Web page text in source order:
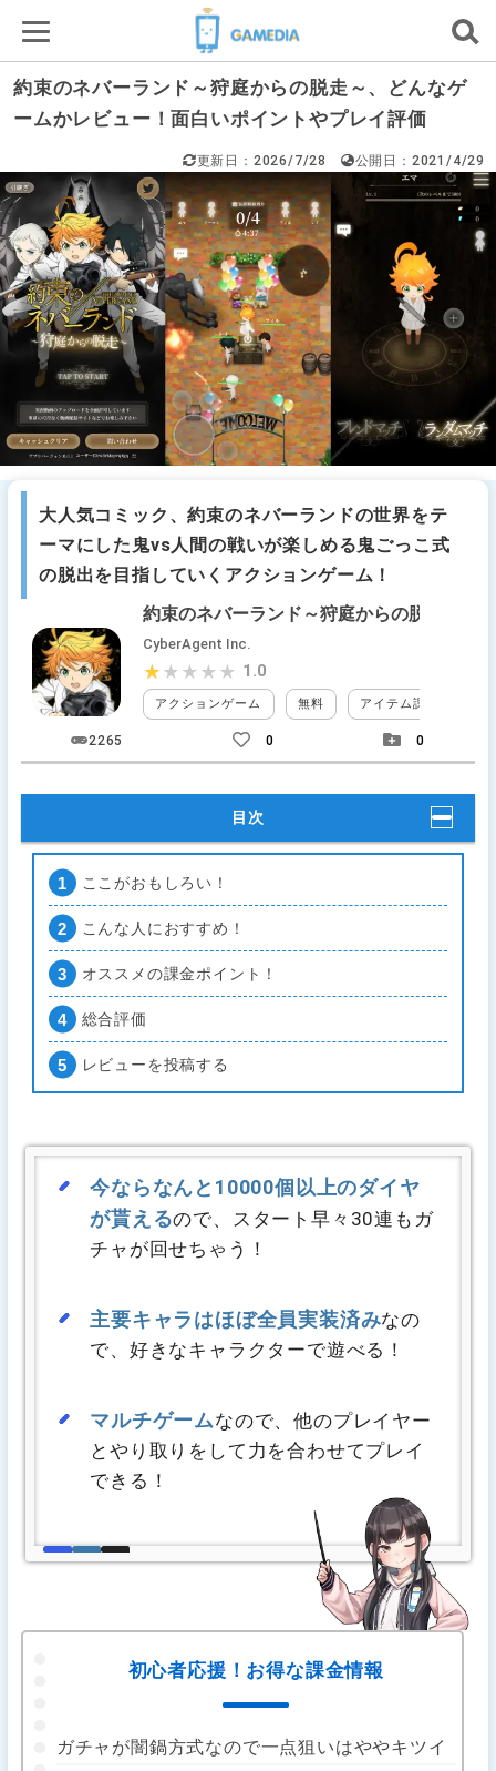
約束のネバーランド～狩庭からの脱走～、どんなゲ
ームかレビュー！面白いポイントやプレイ評価
更新日：2026/7/28 公開日：2021/4/29
大人気コミック、約束のネバーランドの世界をテ
ーマにした鬼vs人間の戦いが楽しめる鬼ごっこ式
の脱出を目指していくアクションゲーム！
約束のネバーランド～狩庭からの脱走～
CyberAgent Inc.
アクションゲーム 無料 アイテム課金
★★★★★
★★★★★ 1.0
2265 0 0
目次
ここがおもしろい！
こんな人におすすめ！
オススメの課金ポイント！
総合評価
レビューを投稿する
今ならなんと10000個以上のダイヤ
が貰えるので、スタート早々30連もガ
チャが回せちゃう！
主要キャラはほぼ全員実装済みなの
で、好きなキャラクターで遊べる！
マルチゲームなので、他のプレイヤー
とやり取りをして力を合わせてプレイ
できる！
初心者応援！お得な課金情報
ガチャが闇鍋方式なので一点狙いはややキツイ